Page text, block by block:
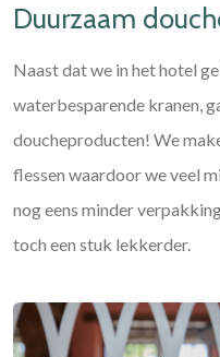
Duurzaam
Naast dat we in het hotel
waterbesparende kranen,
doucheproducten! We
flessen waardoor we veel
nog eens minder
toch een stuk lekkerder.